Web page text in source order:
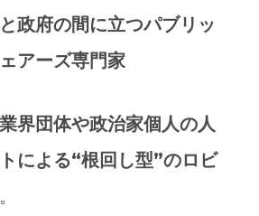
政府の間に立つパブリッ
アーズ専門家
業界団体や政治家個人の人
による“根回し型”のロビ